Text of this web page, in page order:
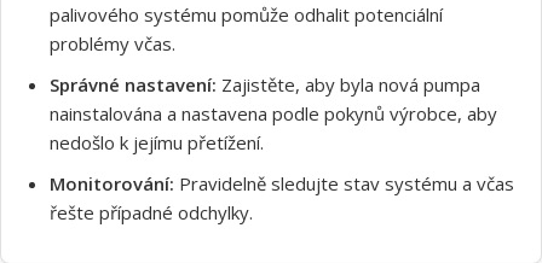
palivového systému pomůže odhalit potenciální
problémy včas.
Správné nastavení: Zajistěte, aby byla nová pumpa
nainstalována a nastavena podle pokynů výrobce, aby
nedošlo k jejímu přetížení.
Monitorování: Pravidelně sledujte stav systému a včas
řešte případné odchylky.